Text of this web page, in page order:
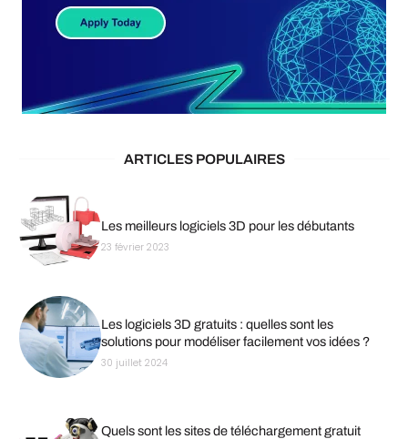
ARTICLES POPULAIRES
Les meilleurs logiciels 3D pour les débutants
23 février 2023
Les logiciels 3D gratuits : quelles sont les
solutions pour modéliser facilement vos idées ?
30 juillet 2024
Quels sont les sites de téléchargement gratuit